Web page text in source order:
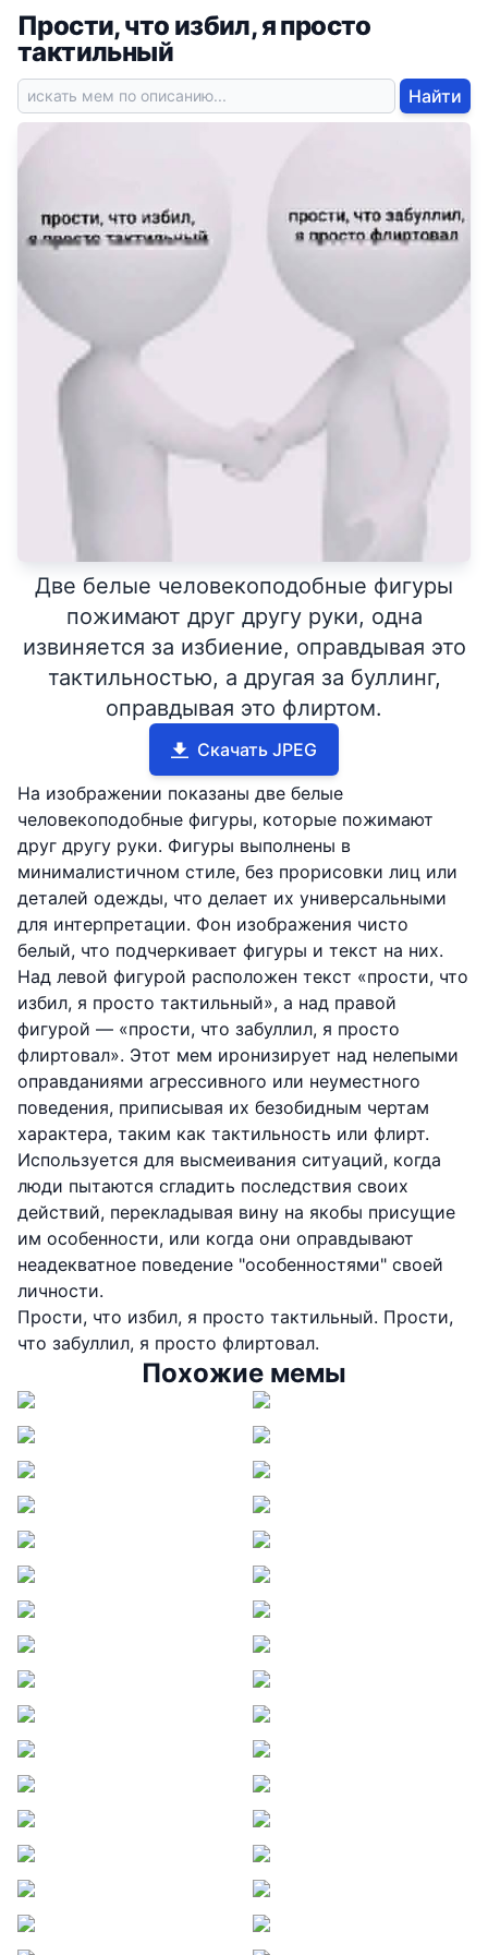
Прости, что избил, я просто
тактильный
Найти
Две белые человекоподобные фигуры
пожимают друг другу руки, одна
извиняется за избиение, оправдывая это
тактильностью, а другая за буллинг,
оправдывая это флиртом.
Скачать JPEG
На изображении показаны две белые
человекоподобные фигуры, которые пожимают
друг другу руки. Фигуры выполнены в
минималистичном стиле, без прорисовки лиц или
деталей одежды, что делает их универсальными
для интерпретации. Фон изображения чисто
белый, что подчеркивает фигуры и текст на них.
Над левой фигурой расположен текст «прости, что
избил, я просто тактильный», а над правой
фигурой — «прости, что забуллил, я просто
флиртовал». Этот мем иронизирует над нелепыми
оправданиями агрессивного или неуместного
поведения, приписывая их безобидным чертам
характера, таким как тактильность или флирт.
Используется для высмеивания ситуаций, когда
люди пытаются сгладить последствия своих
действий, перекладывая вину на якобы присущие
им особенности, или когда они оправдывают
неадекватное поведение "особенностями" своей
личности.
Прости, что избил, я просто тактильный. Прости,
что забуллил, я просто флиртовал.
Похожие мемы